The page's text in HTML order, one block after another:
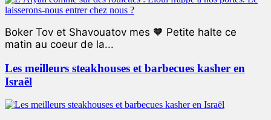
Boker Tov et Shavouatov mes 🧡 Petite halte ce
matin au coeur de la...
Les meilleurs steakhouses et barbecues kasher en
Israël